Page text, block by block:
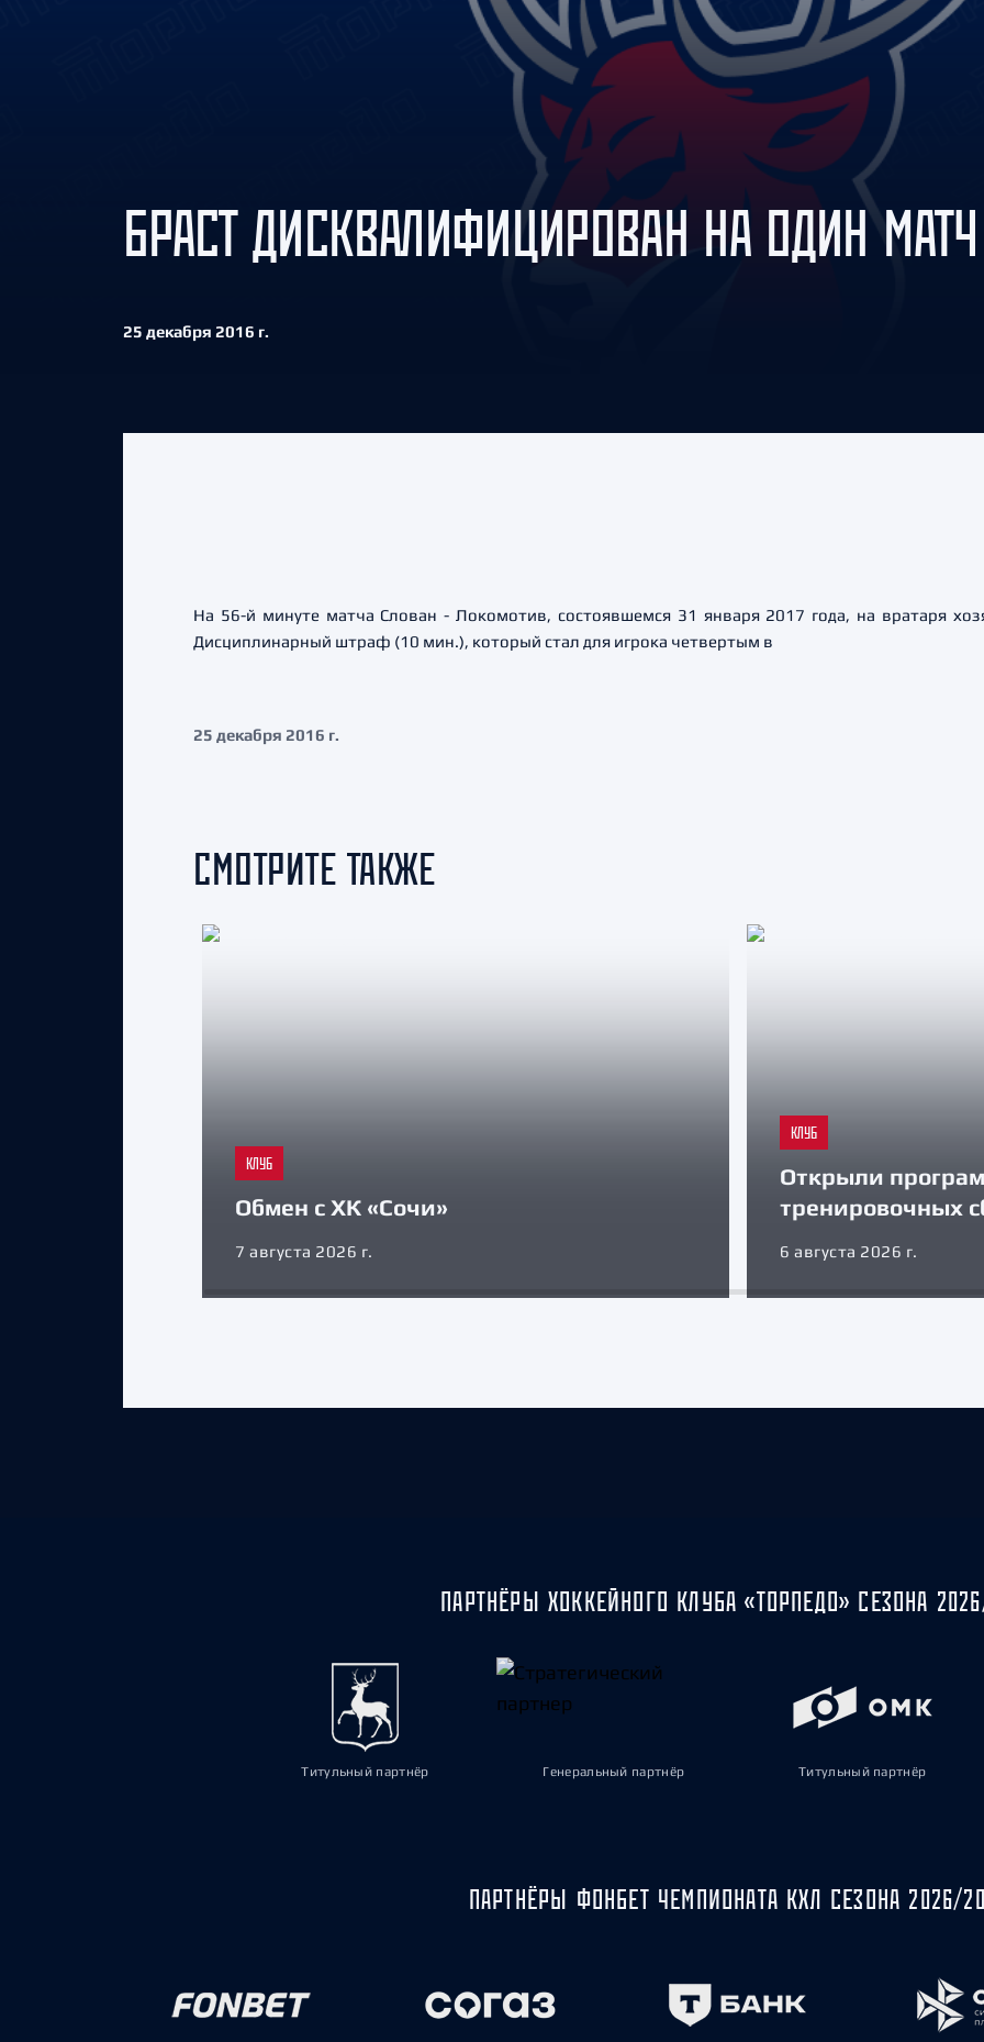
Амур
Барыс
Салават Юлаев
Сибирь
БРАСТ ДИСКВАЛИФИЦИРОВАН НА ОДИН МАТЧ
25 декабря 2016 г.
На 56-й минуте матча Слован - Локомотив, состоявшемся 31 января 2017 года, на вратаря
Дисциплинарный штраф (10 мин.), который стал для игрока четвертым в
25 декабря 2016 г.
СМОТРИТЕ ТАКЖЕ
КЛУБ
Обмен с ХК «Сочи»
7 августа 2026 г.
КЛУБ
Открыли
тренировочных
6 августа 2026 г.
ПАРТНЁРЫ ХОККЕЙНОГО КЛУБА «ТОРПЕДО» СЕЗОНА
Титульный партнёр Генеральный партнёр Титульный партнёр
ПАРТНЁРЫ ФОНБЕТ ЧЕМПИОНАТА КХЛ СЕЗОНА 2026/